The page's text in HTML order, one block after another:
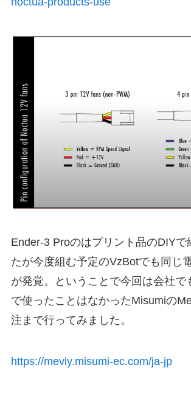
Ender-3 Proのはプリント品のDIYで
たが今度組む予定のVzBotでも同じ
が発覚。ということで今回は会社で
で使ったことはなかったMisumiの
注まで行ってみました。
https://meviy.misumi-ec.com/ja-jp